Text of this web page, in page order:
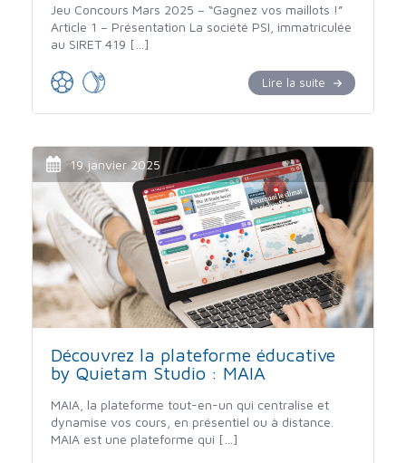
Jeu Concours Mars 2025 – “Gagnez vos maillots !”
Article 1 – Présentation La société PSI, immatriculée
au SIRET 419 […]
Lire la suite
19 janvier 2025
Découvrez la plateforme éducative
by Quietam Studio : MAIA
MAIA, la plateforme tout-en-un qui centralise et
dynamise vos cours, en présentiel ou à distance.
MAIA est une plateforme qui […]